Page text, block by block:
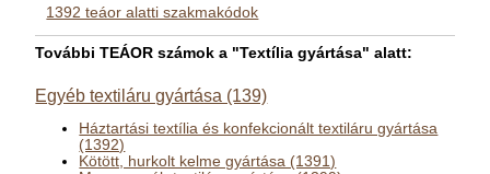
1392 teáor alatti szakmakódok
További TEÁOR számok a "Textília gyártása" alatt:
Egyéb textiláru gyártása (139)
Háztartási textília és konfekcionált textiláru gyártása
(1392)
Kötött, hurkolt kelme gyártása (1391)